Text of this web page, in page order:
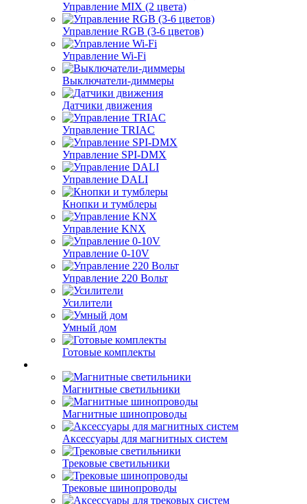
Управление MIX (2 цвета)
Управление RGB (3-6 цветов)
Управление Wi-Fi
Выключатели-диммеры
Датчики движения
Управление TRIAC
Управление SPI-DMX
Управление DALI
Кнопки и тумблеры
Управление KNX
Управление 0-10V
Управление 220 Вольт
Усилители
Умный дом
Готовые комплекты
Магнитные светильники
Магнитные шинопроводы
Аксессуары для магнитных систем
Трековые светильники
Трековые шинопроводы